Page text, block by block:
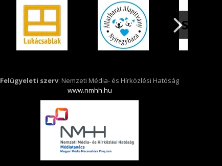
Felügyeleti szerv: Nemzeti Média- és Hírközlési Hatóság
www.nmhh.hu